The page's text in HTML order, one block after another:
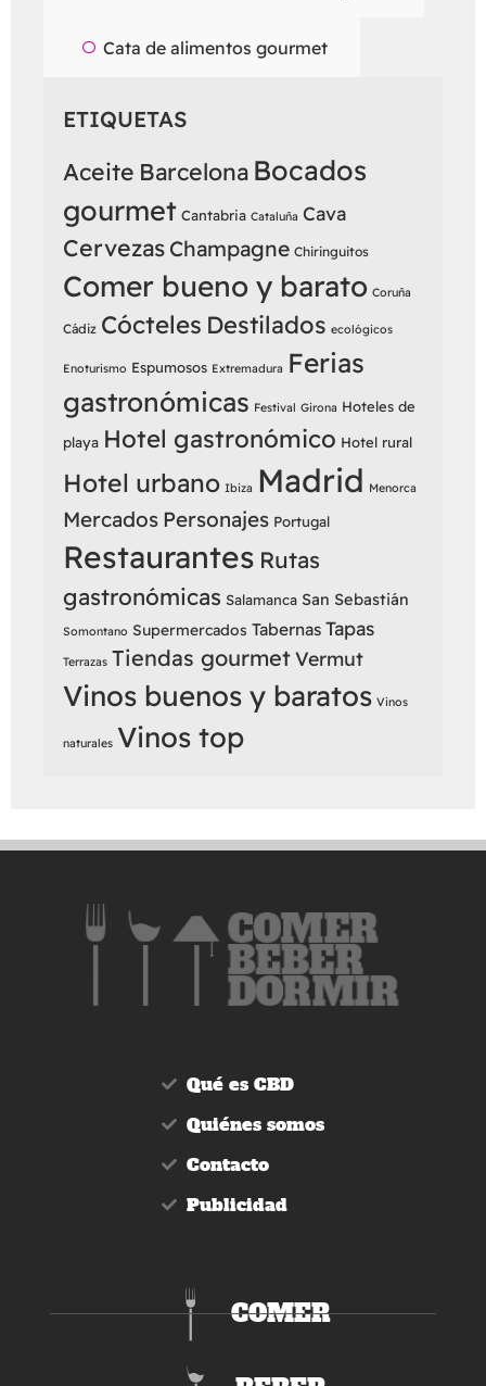
Cata de alimentos gourmet
ETIQUETAS
Aceite Barcelona Bocados
gourmet Cantabria Cataluña Cava
Cervezas Champagne Chiringuitos
Comer bueno y barato Coruña
Cádiz Cócteles Destilados ecológicos
Enoturismo Espumosos Extremadura Ferias
gastronómicas Festival Girona Hoteles de
playa Hotel gastronómico Hotel rural
Hotel urbano Ibiza Madrid Menorca
Mercados Personajes Portugal
Restaurantes Rutas
gastronómicas Salamanca San Sebastián
Somontano Supermercados Tabernas Tapas
Terrazas Tiendas gourmetVermut
Vinos buenos y baratos Vinos
naturales Vinos top
Qué es CBD
Quiénes somos
Contacto
Publicidad
COMER